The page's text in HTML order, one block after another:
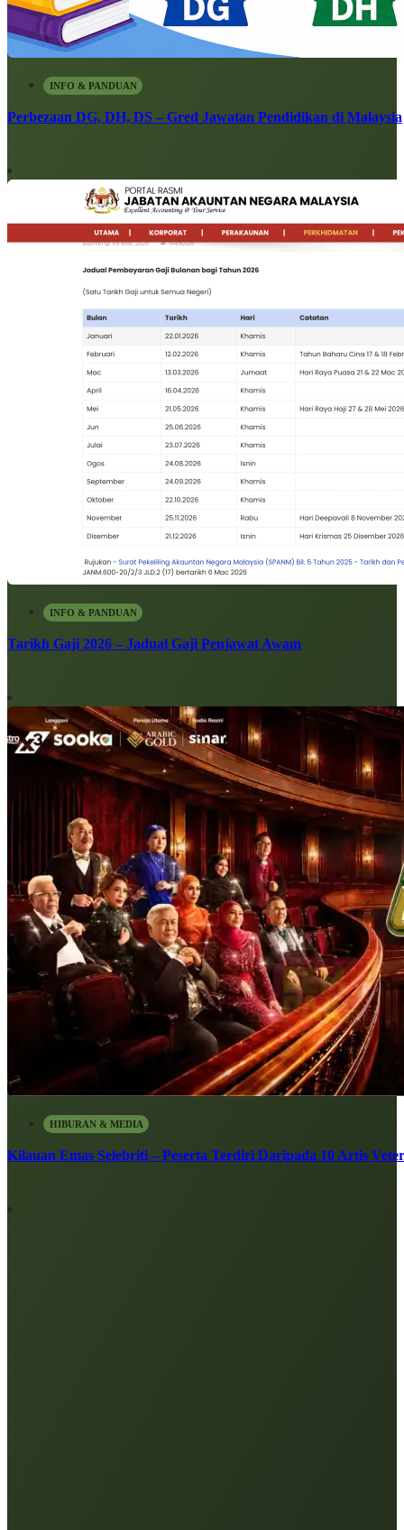
INFO & PANDUAN
Perbezaan DG, DH, DS – Gred Jawatan Pendidikan di Malaysia
INFO & PANDUAN
Tarikh Gaji 2026 – Jadual Gaji Penjawat Awam
HIBURAN & MEDIA
Kilauan Emas Selebriti – Peserta Terdiri Daripada 10 Artis